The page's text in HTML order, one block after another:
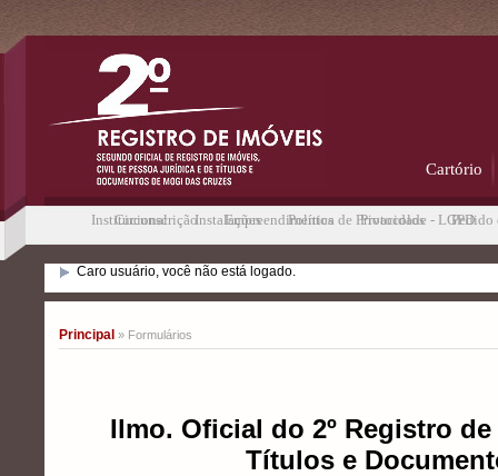
Cartório
Institucional Instalações Política de Privacidade - LGPD
Circunscrição Empreendimentos Protocolos Pedido
Caro usuário, você não está logado.
Principal » Formulários
Ilmo. Oficial do 2º Registro
Títulos e